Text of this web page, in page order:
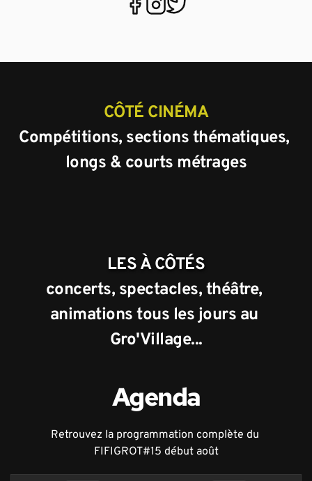
CÔTÉ CINÉMA
Compétitions, sections thématiques,
longs & courts métrages
LES À CÔTÉS
concerts, spectacles, théâtre,
animations tous les jours au
Gro'Village...
Agenda
Retrouvez la programmation complète du
FIFIGROT#15 début août